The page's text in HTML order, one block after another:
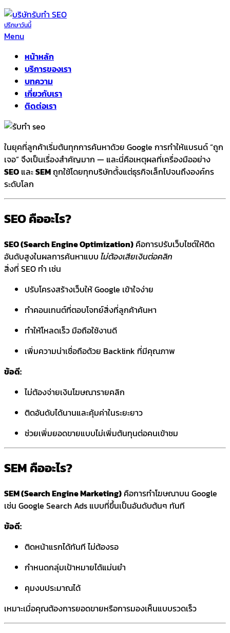
Skip
to
the
content
รับทำ SEO ติดหน้าแรก
ปรึกษาวันนี้
Menu
หน้าหลัก
บริการของเรา
บทความ
เกี่ยวกับเรา
ติดต่อเรา
ในยุคที่ลูกค้าเริ่มต้นทุกการค้นหาด้วย Google การทำให้แบรนด์ “ถูก
เจอ” จึงเป็นเรื่องสำคัญมาก — และนี่คือเหตุผลที่เครื่องมืออย่าง
SEO และSEMถูกใช้โดยทุกบริษัทตั้งแต่ธุรกิจเล็กไปจนถึงองค์กร
ระดับโลก
SEO คืออะไร?
SEO (Search Engine Optimization) คือการปรับเว็บไซต์ให้ติด
อันดับสูงในผลการค้นหาแบบ ไม่ต้องเสียเงินต่อคลิก
สิ่งที่ SEO ทำ เช่น
ปรับโครงสร้างเว็บให้ Google เข้าใจง่าย
ทำคอนเทนต์ที่ตอบโจทย์สิ่งที่ลูกค้าค้นหา
ทำให้โหลดเร็ว มือถือใช้งานดี
เพิ่มความน่าเชื่อถือด้วย Backlink ที่มีคุณภาพ
ข้อดี:
ไม่ต้องจ่ายเงินโฆษณารายคลิก
ติดอันดับได้นานและคุ้มค่าในระยะยาว
ช่วยเพิ่มยอดขายแบบไม่เพิ่มต้นทุนต่อคนเข้าชม
SEM คืออะไร?
SEM (Search Engine Marketing) คือการทำโฆษณาบน Google
เช่น Google Search Ads แบบที่ขึ้นเป็นอันดับต้นๆ ทันที
ข้อดี:
ติดหน้าแรกได้ทันที ไม่ต้องรอ
กำหนดกลุ่มเป้าหมายได้แม่นยำ
คุมงบประมาณได้
เหมาะเมื่อคุณต้องการยอดขายหรือการมองเห็นแบบรวดเร็ว